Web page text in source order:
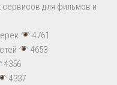
сервисов для фильмов и
4761
4653
4356
4337